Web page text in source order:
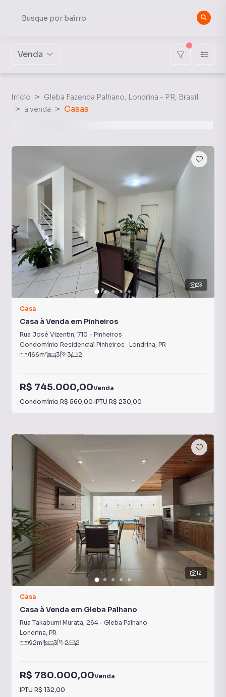
Venda
Início
Gleba Fazenda Palhano, Londrina - PR, Brasil
à venda
Casas
23
Casa
Casa à Venda em Pinheiros
Rua José Vizentin, 710 - Pinheiros
Condomínio Residencial Pinheiros · Londrina, PR
166m² 3 3 2
R$ 745.000,00Venda
Condomínio R$ 560,00·IPTU R$ 230,00
12
Casa
Casa à Venda em Gleba Palhano
Rua Takabumi Murata, 264- Gleba Palhano
Londrina, PR
92m² 3 2 2
R$ 780.000,00Venda
IPTU R$ 132,00